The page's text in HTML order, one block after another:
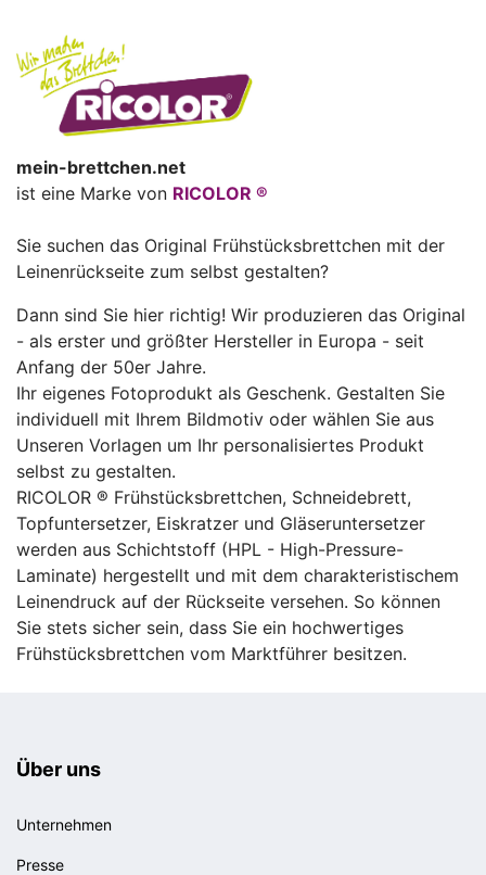
mein-brettchen.net
ist eine Marke von RICOLOR ®
Sie suchen das Original Frühstücksbrettchen mit der
Leinenrückseite zum selbst gestalten?
Dann sind Sie hier richtig! Wir produzieren das Original
- als erster und größter Hersteller in Europa - seit
Anfang der 50er Jahre.
Ihr eigenes Fotoprodukt als Geschenk. Gestalten Sie
individuell mit Ihrem Bildmotiv oder wählen Sie aus
Unseren Vorlagen um Ihr personalisiertes Produkt
selbst zu gestalten.
RICOLOR ® Frühstücksbrettchen, Schneidebrett,
Topfuntersetzer, Eiskratzer und Gläseruntersetzer
werden aus Schichtstoff (HPL - High-Pressure-
Laminate) hergestellt und mit dem charakteristischem
Leinendruck auf der Rückseite versehen. So können
Sie stets sicher sein, dass Sie ein hochwertiges
Frühstücksbrettchen vom Marktführer besitzen.
Über uns
Unternehmen
Presse